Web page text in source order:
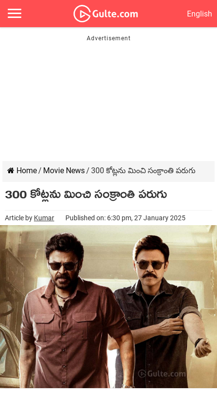
English
Home/ Movie News/ 300 కోట్లను మించి సంక్రాంతి పరుగు
300 కోట్లను మించి సంక్రాంతి పరుగు
Article by Kumar Published on: 6:30 pm, 27 January 2025